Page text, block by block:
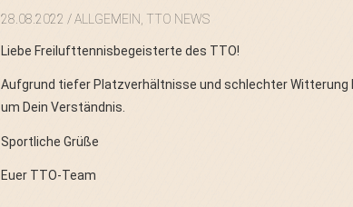
28.08.2022 / ALLGEMEIN, TTO NEWS
Liebe Freilufttennisbegeisterte des TTO!
Aufgrund tiefer Platzverhältnisse und schlechter Witterung
um Dein Verständnis.
Sportliche Grüße
Euer TTO-Team